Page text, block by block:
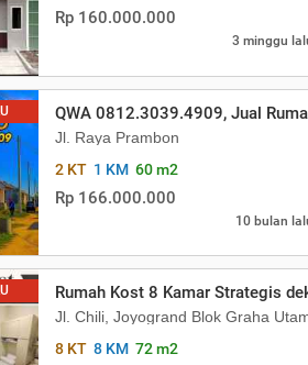
Rp 160.000.000
3 minggu
QWA 0812.3039.4909, Jual
Jl. Raya Prambon
2 KT 1 KM 60 m2
Rp 166.000.000
10 bulan
UB
Kec. Lowokwaru, Kota Malang, Jawa
Rumah Kost 8 Kamar Strategis
Jl. Chili, Joyogrand Blok Graha
8 KT 8 KM 72 m2